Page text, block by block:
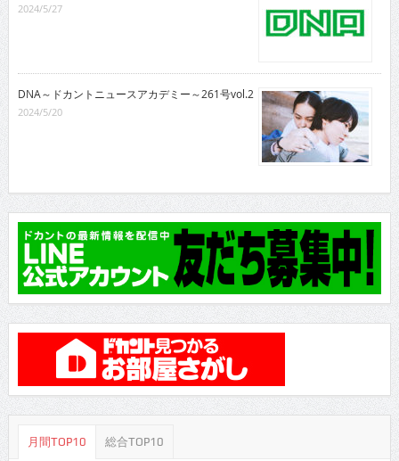
2024/5/27
DNA～ドカントニュースアカデミー～261号vol.2
2024/5/20
月間TOP10 総合TOP10